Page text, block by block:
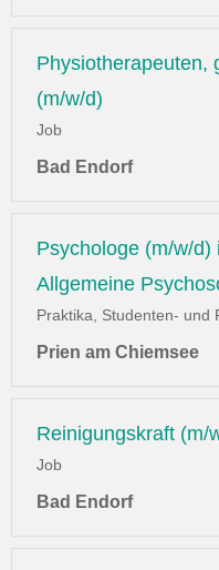
Physiotherapeuten,
(m/w/d)
Job
Bad Endorf
Psychologe (m/w/
Allgemeine
Praktika, Studenten- und
Prien am Chiemsee
Reinigungskraft (m/
Job
Bad Endorf